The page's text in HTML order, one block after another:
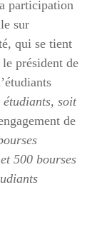
participation
sur
qui se tient
président de
étudiants, soit
de
500 bourses